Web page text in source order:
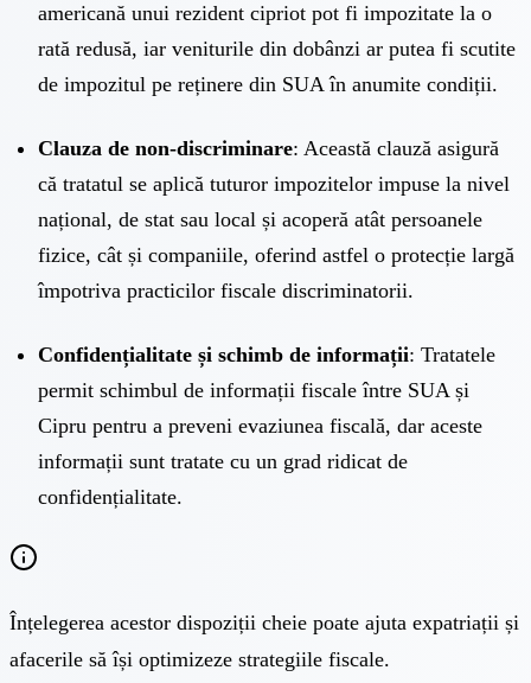
americană unui rezident cipriot pot fi impozitate la o
rată redusă, iar veniturile din dobânzi ar putea fi scutite
de impozitul pe reținere din SUA în anumite condiții.
Clauza de non-discriminare: Această clauză asigură
că tratatul se aplică tuturor impozitelor impuse la nivel
național, de stat sau local și acoperă atât persoanele
fizice, cât și companiile, oferind astfel o protecție largă
împotriva practicilor fiscale discriminatorii.
Confidențialitate și schimb de informații: Tratatele
permit schimbul de informații fiscale între SUA și
Cipru pentru a preveni evaziunea fiscală, dar aceste
informații sunt tratate cu un grad ridicat de
confidențialitate.
Înțelegerea acestor dispoziții cheie poate ajuta expatriații și
afacerile să își optimizeze strategiile fiscale.